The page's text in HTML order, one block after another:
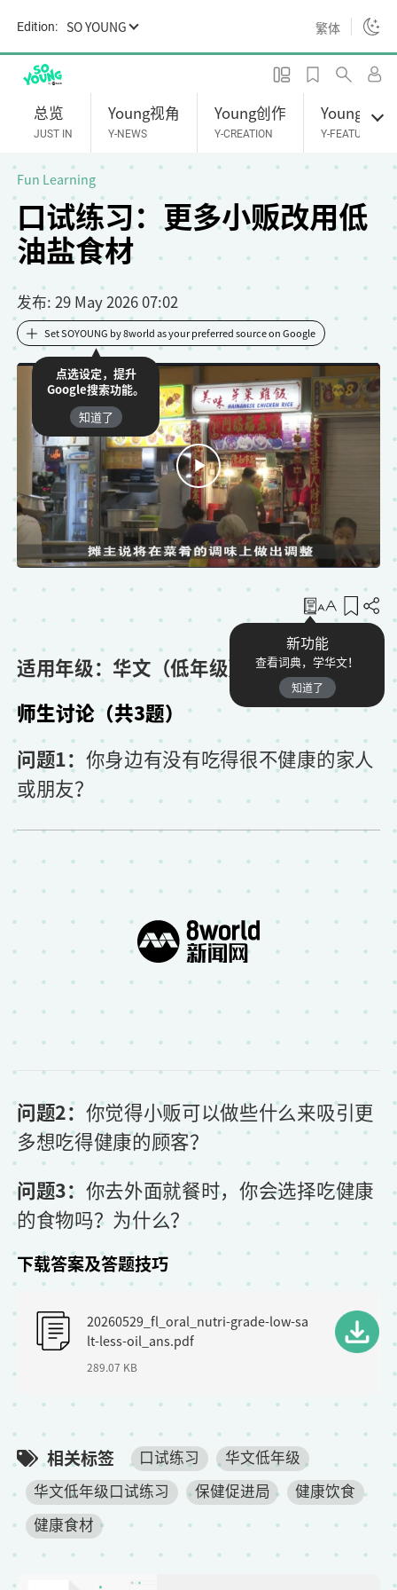
i
Edition: SO YOUNG 繁体
总览
JUST IN
Young视角
Y-NEWS
Young创作
Y-CREATION
Young专题
Y-FEATURES
口试练习：更多小贩改用低
油盐食材
Fun Learning
发布: 29 May 2026 07:02
Set SOYOUNG by 8world as your preferred source on Google
点选设定，提升
Google搜索功能。
知道了
新功能
查看词典，学华文！
知道了
收藏
适用年级：华文（低年级）
师生讨论（共3题）
问题1： 你身边有没有吃得很不健康的家人
或朋友？
问题2： 你觉得小贩可以做些什么来吸引更
多想吃得健康的顾客？
问题3： 你去外面就餐时，你会选择吃健康
的食物吗？为什么？
下载答案及答题技巧
20260529_fl_oral_nutri-grade-low-sa
lt-less-oil_ans.pdf
289.07 KB
相关标签 口试练习
华文低年级
华文低年级口试练习
保健促进局
健康饮食
健康食材